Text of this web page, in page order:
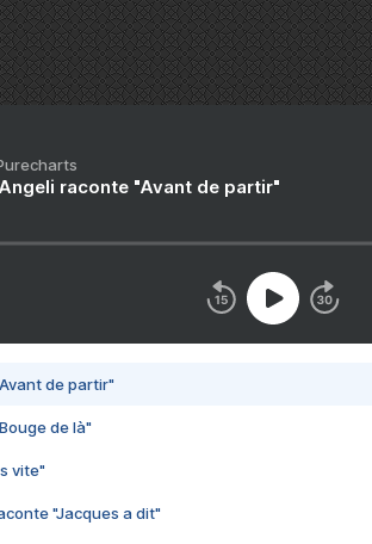
raconte "Avant de partir"
de partir"
de là"
vite"
"Jacques a dit"